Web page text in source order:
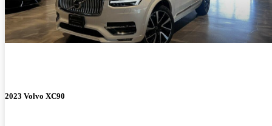
2023 Volvo XC90